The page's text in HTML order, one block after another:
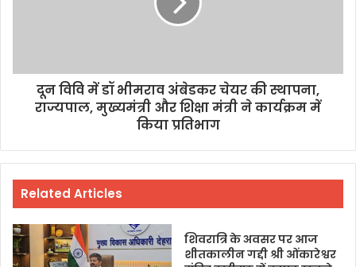
दून विवि में डॉ भीमराव अंबेडकर चेयर की स्थापना,
राज्यपाल, मुख्यमंत्री और शिक्षा मंत्री ने कार्यक्रम में
किया प्रतिभाग
Related Articles
शिवरात्रि के अवसर पर आज
शीतकालीन गद्दी श्री ओंकारेश्वर